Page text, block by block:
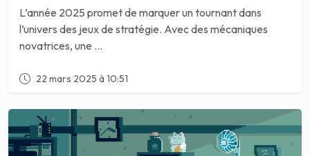
L’année 2025 promet de marquer un tournant dans
l’univers des jeux de stratégie. Avec des mécaniques
novatrices, une ...
22 mars 2025 à 10:51